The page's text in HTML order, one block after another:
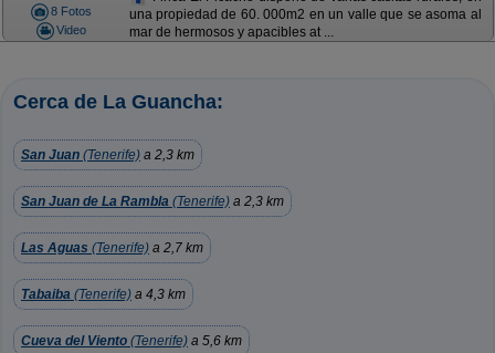
8 Fotos
Video
una propiedad de 60. 000m2 en un valle que se asoma al
mar de hermosos y apacibles at ...
Cerca de La Guancha:
San Juan (Tenerife) a 2,3 km
San Juan de La Rambla (Tenerife) a 2,3 km
Las Aguas (Tenerife) a 2,7 km
Tabaiba (Tenerife) a 4,3 km
Cueva del Viento (Tenerife) a 5,6 km